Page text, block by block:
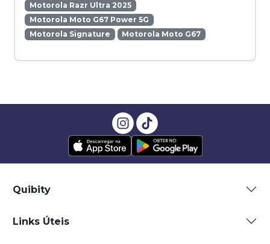
Motorola Razr Ultra 2025
Motorola Moto G67 Power 5G
Motorola Signature
Motorola Moto G67
Quibity
Links Úteis